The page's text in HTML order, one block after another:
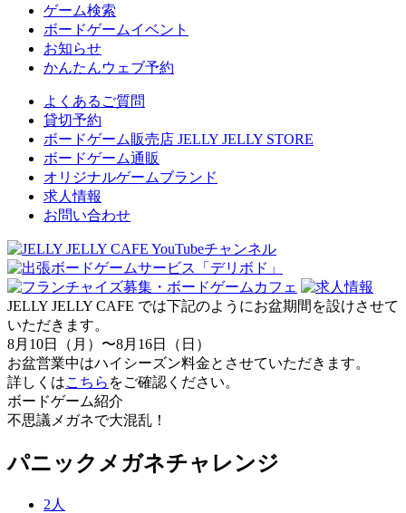
ゲーム検索
ボードゲームイベント
お知らせ
かんたんウェブ予約
よくあるご質問
貸切予約
ボードゲーム販売店 JELLY JELLY STORE
ボードゲーム通販
オリジナルゲームブランド
求人情報
お問い合わせ
JELLY JELLY CAFE では下記のようにお盆期間を設けさせて
いただきます。
8月10日（月）〜8月16日（日）
お盆営業中はハイシーズン料金とさせていただきます。
詳しくはこちら をご確認ください。
ボードゲーム紹介
不思議メガネで大混乱！
パニックメガネチャレンジ
2人